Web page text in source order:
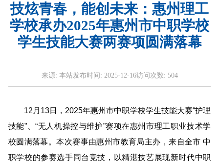
技炫青春，能创未来：惠州理工
学校承办2025年惠州市中职学校
学生技能大赛两赛项圆满落幕
来源: 本站发布时间: 2025-12-16访问次数: 504
12月13日，2025年惠州市中职学校学生技能大赛“护理
技能”、“无人机操控与维护”赛项在惠州市理工职业技术学
校圆满落幕。本次赛事由惠州市教育局主办，来自全市 中
职学校的参赛选手同台竞技，以精湛技艺展现新时代中职